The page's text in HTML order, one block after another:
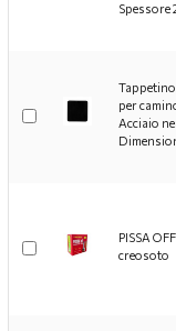
Spessore
per
Acciaio
PISSA
creosoto